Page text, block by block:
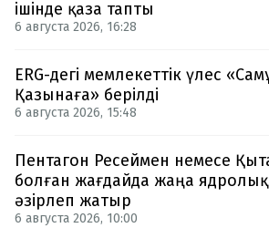
ішінде қаза тапты
6 августа 2026, 16:28
ERG-дегі мемлекеттік үлес
Қазынаға» берілді
6 августа 2026, 15:48
Пентагон Ресеймен немесе
болған жағдайда жаңа ядролық
әзірлеп жатыр
6 августа 2026, 10:00